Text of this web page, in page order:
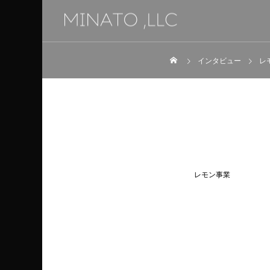
インタビュー レ
レモン事業